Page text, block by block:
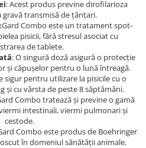
: Acest produs previne dirofilarioza
gravă transmisă de țânțari.
Combo este un tratament spot-
pisicii, fără stresul asociat cu
de tablete.
: O singură doză asigură o protecție
și căpușelor pentru o lună întreagă.
sigur pentru utilizare la pisicile cu o
și cu vârsta de peste 8 săptămâni.
Combo tratează și previne o gamă
intestinali, viermi pulmonari și
cestode.
Combo este produs de Boehringer
în domeniul sănătății animale.